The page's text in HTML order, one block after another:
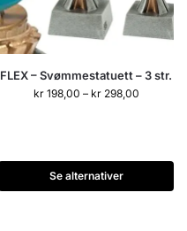
FLEX – Svømmestatuett – 3 str.
kr198,00 – kr298,00
Se alternativer